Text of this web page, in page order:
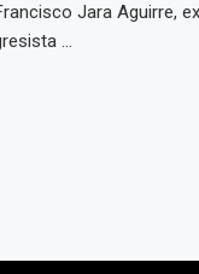
Jara Aguirre,
...